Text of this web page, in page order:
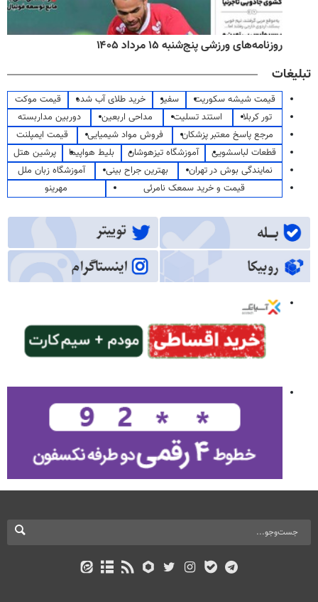
روزنامه‌های ورزشی پنج‌شنبه ۱۵ مرداد ۱۴۰۵
تبلیغات
قیمت شیشه سکوریت سفیر خرید طلای آب شده
قیمت موکت
تور کربلا
استند تسلیت مداحی اربعین
دوربین مداربسته
مرجع پاسخ معتبر پزشکان
فروش مواد شیمیایی
قیمت ایمپلنت
قطعات لباسشویی
آموزشگاه تیزهوشان بلیط هواپیما
پرشین هتل
نمایندگی بوش در تهران
بهترین جراح بینی
آموزشگاه زبان ملل
قیمت و خرید سمعک نامرئی
مهرینو